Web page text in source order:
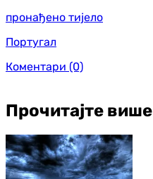
пронађено тијело
Португал
Коментари (0)
Прочитајте више